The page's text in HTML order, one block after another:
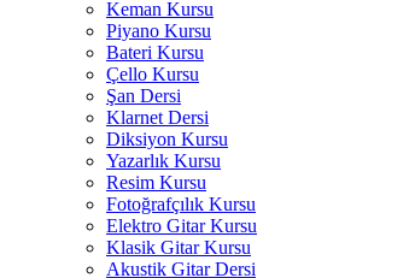
Keman Kursu
Piyano Kursu
Bateri Kursu
Çello Kursu
Şan Dersi
Klarnet Dersi
Diksiyon Kursu
Yazarlık Kursu
Resim Kursu
Fotoğrafçılık Kursu
Elektro Gitar Kursu
Klasik Gitar Kursu
Akustik Gitar Dersi